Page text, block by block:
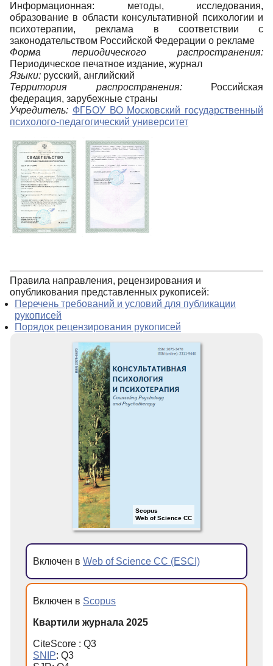
Информационная: методы, исследования,
образование в области консультативной психологии и
психотерапии, реклама в соответствии с
законодательством Российской Федерации о рекламе
Форма периодического распространения:
Периодическое печатное издание, журнал
Языки: русский, английский
Территория распространения:Российская
федерация, зарубежные страны
Учредитель: ФГБОУ ВО Московский государственный
психолого-педагогический университет
Правила направления, рецензирования и
опубликования представленных рукописей:
Перечень требований и условий для публикации
рукописей
Порядок рецензирования рукописей
Scopus
Web of Science CC
Включен в Web of Science CC (ESCI)
Включен в Scopus
Квартили журнала 2025
CiteScore : Q3
SNIP: Q3